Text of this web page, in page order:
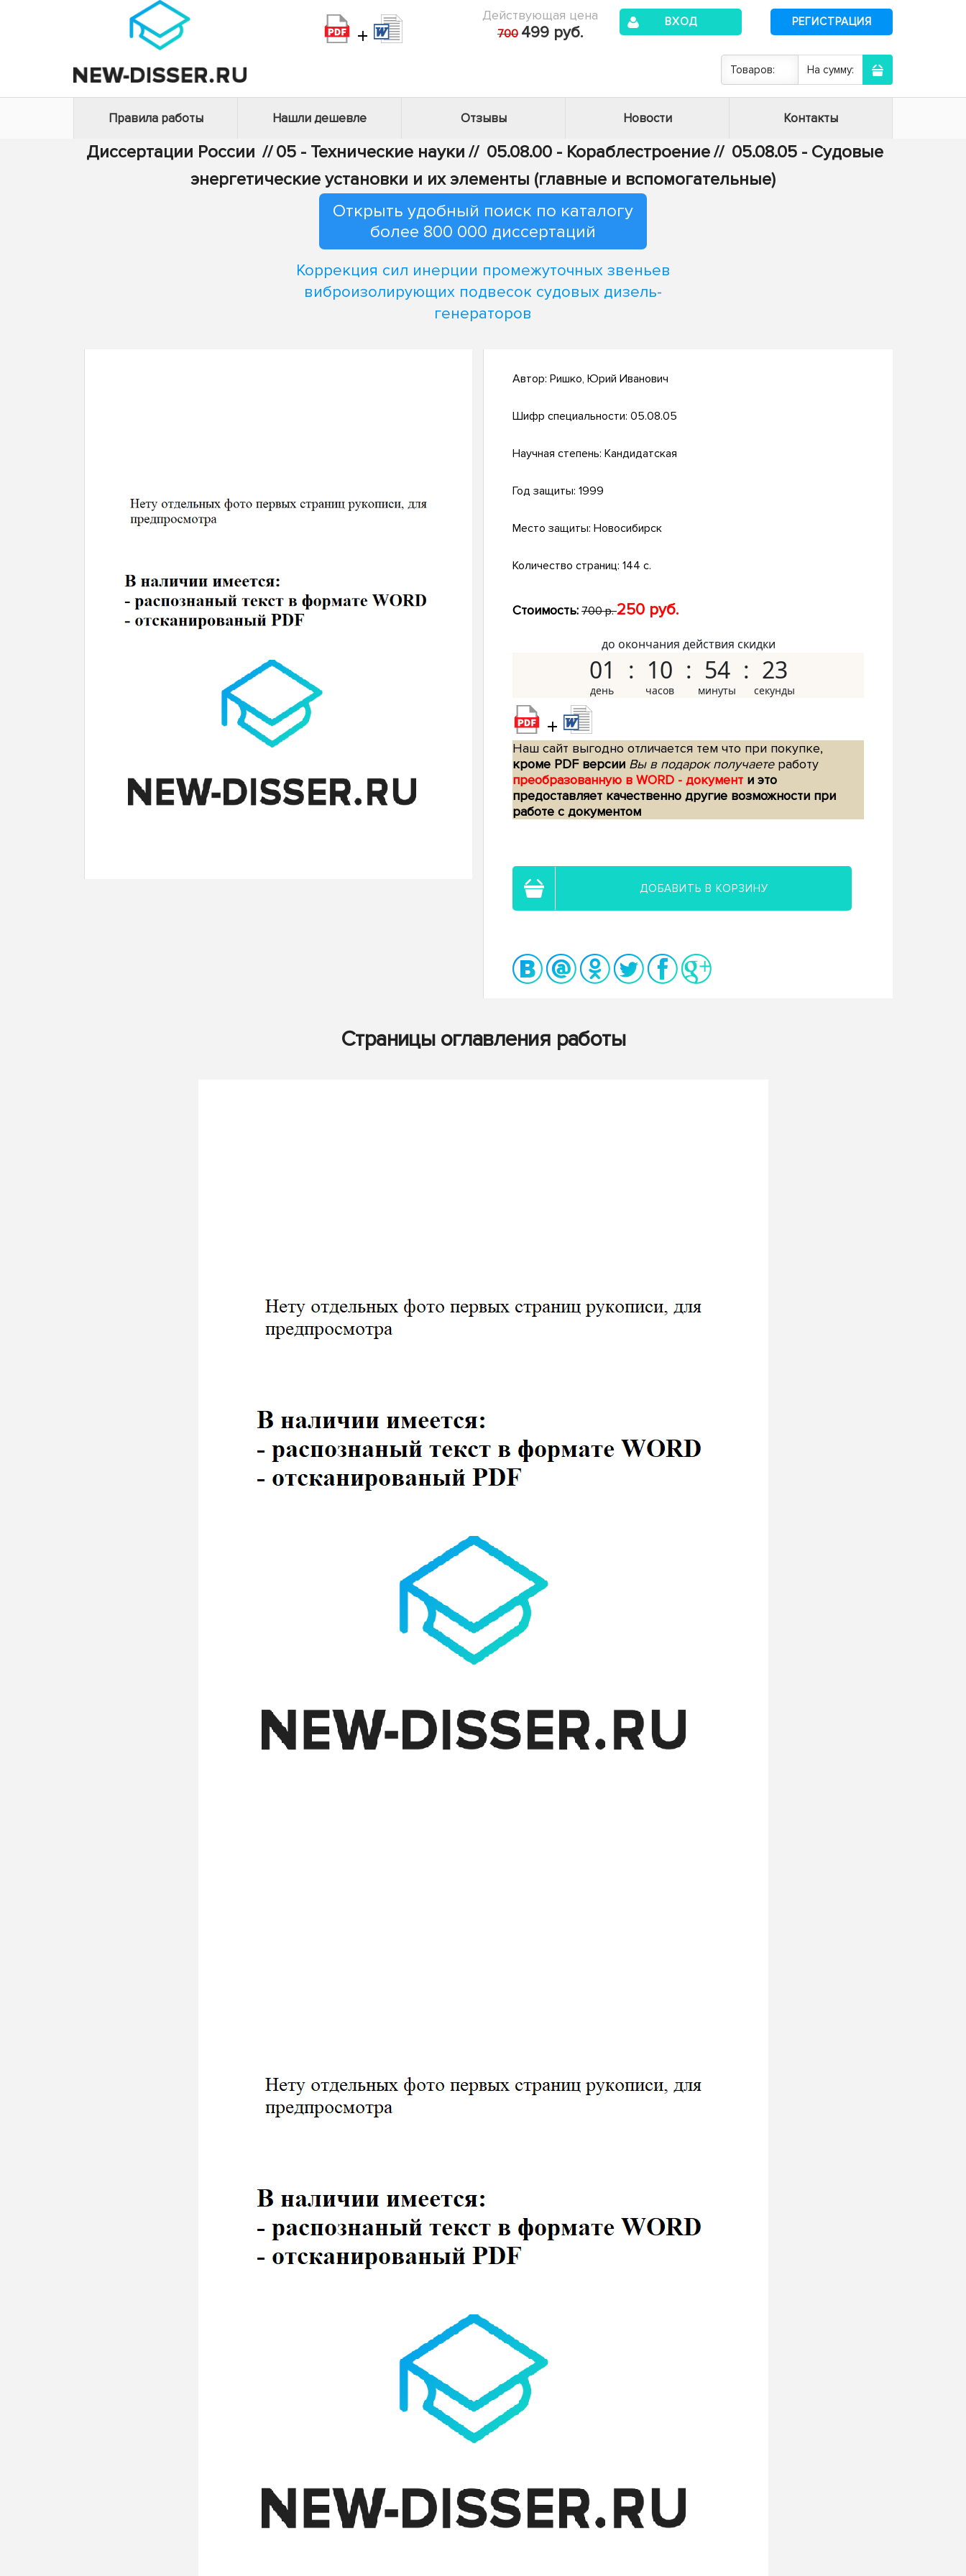
+
Действующая цена
700 499 руб.
ВХОД РЕГИСТРАЦИЯ
Товаров: На сумму:
Правила работы Нашли дешевле Отзывы Новости Контакты
Диссертации России // 05 - Технические науки // 05.08.00 - Кораблестроение// 05.08.05 - Судовые
энергетические установки и их элементы (главные и вспомогательные)
Открыть удобный поиск по каталогу
более 800 000 диссертаций
Коррекция сил инерции промежуточных звеньев
виброизолирующих подвесок судовых дизель-
генераторов
Автор: Ришко, Юрий Иванович
Шифр специальности: 05.08.05
Научная степень: Кандидатская
Год защиты: 1999
Место защиты: Новосибирск
Количество страниц: 144 с.
Стоимость: 700 р.250 руб.
до окончания действия скидки
01 10 54 22
+
Наш сайт выгодно отличается тем что при покупке,
кроме PDF версии Вы в подарок получаетеработу
преобразованную в WORD - документ и это
предоставляет качественно другие возможности при
работе с документом
ДОБАВИТЬ В КОРЗИНУ
Страницы оглавления работы